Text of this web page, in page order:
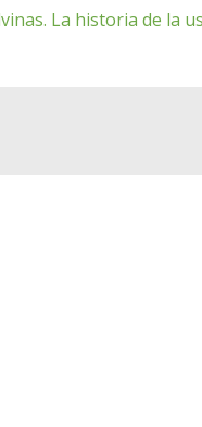
La historia de la